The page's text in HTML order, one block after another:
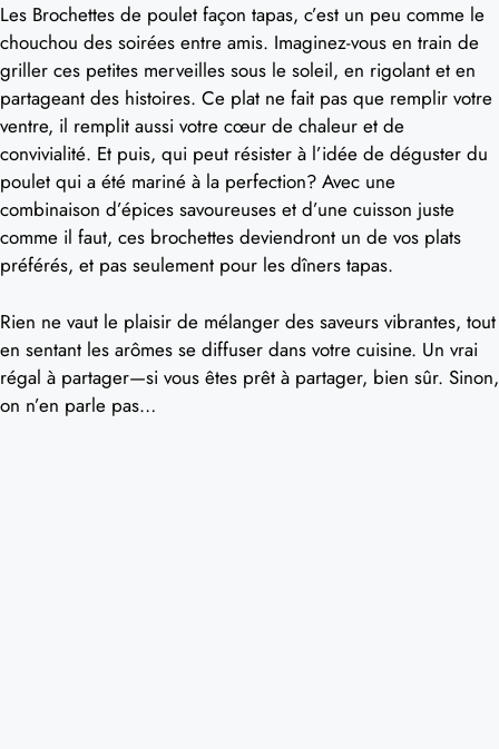
Les Brochettes de poulet façon tapas, c’est un peu comme le
chouchou des soirées entre amis. Imaginez-vous en train de
griller ces petites merveilles sous le soleil, en rigolant et en
partageant des histoires. Ce plat ne fait pas que remplir votre
ventre, il remplit aussi votre cœur de chaleur et de
convivialité. Et puis, qui peut résister à l’idée de déguster du
poulet qui a été mariné à la perfection? Avec une
combinaison d’épices savoureuses et d’une cuisson juste
comme il faut, ces brochettes deviendront un de vos plats
préférés, et pas seulement pour les dîners tapas.
Rien ne vaut le plaisir de mélanger des saveurs vibrantes, tout
en sentant les arômes se diffuser dans votre cuisine. Un vrai
régal à partager—si vous êtes prêt à partager, bien sûr. Sinon,
on n’en parle pas…